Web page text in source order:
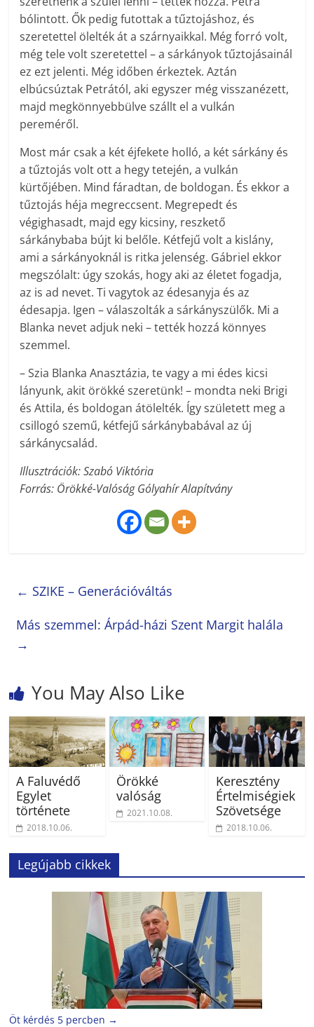
bólintott. Ők pedig futottak a tűztojáshoz, és
szeretettel ölelték át a szárnyaikkal. Még forró volt,
még tele volt szeretettel – a sárkányok tűztojásainál
ez ezt jelenti. Még időben érkeztek. Aztán
elbúcsúztak Petrától, aki egyszer még visszanézett,
majd megkönnyebbülve szállt el a vulkán
pereméről.
Most már csak a két éjfekete holló, a két sárkány és
a tűztojás volt ott a hegy tetején, a vulkán
kürtőjében. Mind fáradtan, de boldogan. És ekkor a
tűztojás héja megreccsent. Megrepedt és
végighasadt, majd egy kicsiny, reszkető
sárkánybaba bújt ki belőle. Kétfejű volt a kislány,
ami a sárkányoknál is ritka jelenség. Gábriel ekkor
megszólalt: úgy szokás, hogy aki az életet fogadja,
az is ad nevet. Ti vagytok az édesanyja és az
édesapja. Igen – válaszolták a sárkányszülők. Mi a
Blanka nevet adjuk neki – tették hozzá könnyes
szemmel.
– Szia Blanka Anasztázia, te vagy a mi édes kicsi
lányunk, akit örökké szeretünk! – mondta neki Brigi
és Attila, és boldogan átölelték. Így született meg a
csillogó szemű, kétfejű sárkánybabával az új
sárkánycsalád.
Illusztrációk: Szabó Viktória
Forrás: Örökké-Valóság Gólyahír Alapítvány
← SZIKE – Generációváltás
Más szemmel: Árpád-házi Szent Margit halála
→
You May Also Like
A Faluvédő
Egylet
története
2018.10.06.
Örökké
valóság
2021.10.08.
Keresztény
Értelmiségiek
Szövetsége
2018.10.06.
Legújabb cikkek
Öt kérdés 5 percben →